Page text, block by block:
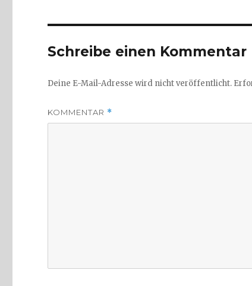
Schreibe einen Kommentar
Deine E-Mail-Adresse wird nicht veröffentlicht.
KOMMENTAR *